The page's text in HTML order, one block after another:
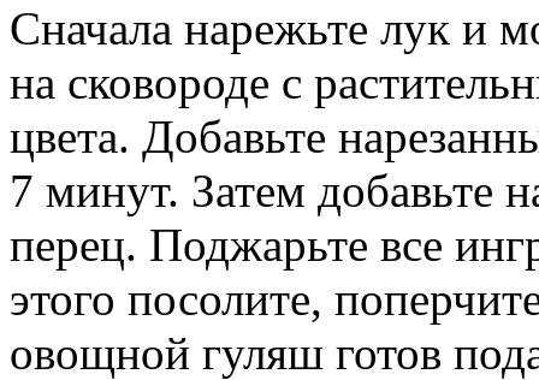
Сначала нарежьте лук и
на сковороде с
цвета. Добавьте
7 минут. Затем добавьте
перец. Поджарьте все
этого посолите,
овощной гуляш готов